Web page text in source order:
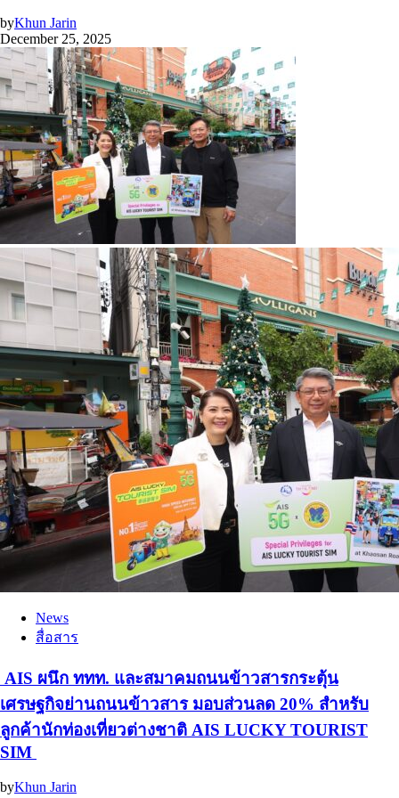
byKhun Jarin
December 25, 2025
News
สื่อสาร
AIS ผนึก ททท. และสมาคมถนนข้าวสารกระตุ้น
เศรษฐกิจย่านถนนข้าวสาร มอบส่วนลด 20% สำหรับ
ลูกค้านักท่องเที่ยวต่างชาติ AIS LUCKY TOURIST
SIM
byKhun Jarin